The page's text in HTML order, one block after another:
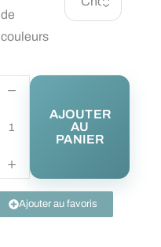
de
couleurs
AJOUTER
AU
PANIER
Ajouter au favoris